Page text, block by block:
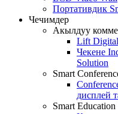
Портативдик
Чечимдер
Акылдуу
Lift Digital
Чекене
Solution
Smart
дисплей
Smart